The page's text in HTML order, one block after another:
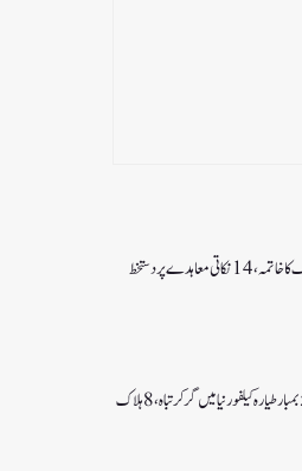
معاہدے پر دستخط